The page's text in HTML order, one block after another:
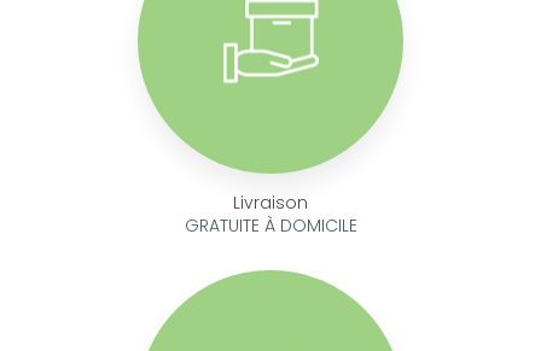
Livraison
GRATUITE À DOMICILE